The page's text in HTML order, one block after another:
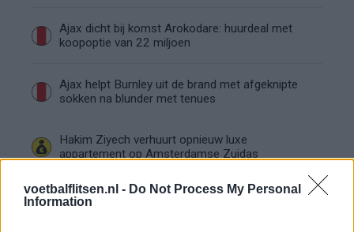
voetbalflitsen.nl - Do Not Process My Personal
Information
Ajax dicht bij komst Arokodare: huurdeal met
koopoptie van 22 miljoen
Ajax helpt Burnley uit de brand met afgeknipte
sokken na blunder met tenues
Hakim Ziyech verhuurt opnieuw luxe
appartement op Amsterdamse Zuidas
Marcos Leonardo laat eerste indruk achter bij
Ajax: 'Hier gaan fans van genieten'